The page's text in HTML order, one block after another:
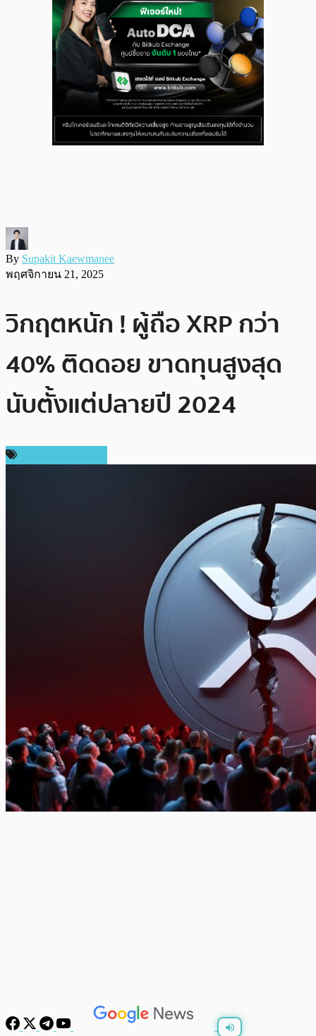
By Supakit Kaewmanee
พฤศจิกายน 21, 2025
วิกฤตหนัก ! ผู้ถือ XRP กว่า
40% ติดดอย ขาดทุนสูงสุด
นับตั้งแต่ปลายปี 2024